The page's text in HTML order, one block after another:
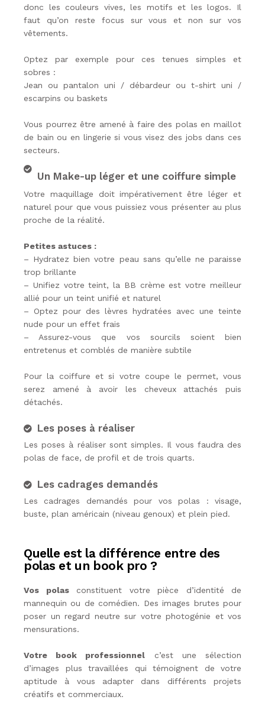
donc les couleurs vives, les motifs et les logos. Il
faut qu’on reste focus sur vous et non sur vos
vêtements.
Optez par exemple pour ces tenues simples et
sobres :
Jean ou pantalon uni / débardeur ou t-shirt uni /
escarpins ou baskets
Vous pourrez être amené à faire des polas en maillot
de bain ou en lingerie si vous visez des jobs dans ces
secteurs.
Un Make-up léger et une coiffure simple
Votre maquillage doit impérativement être léger et
naturel pour que vous puissiez vous présenter au plus
proche de la réalité.
Petites astuces :
– Hydratez bien votre peau sans qu’elle ne paraisse
trop brillante
– Unifiez votre teint, la BB crème est votre meilleur
allié pour un teint unifié et naturel
– Optez pour des lèvres hydratées avec une teinte
nude pour un effet frais
– Assurez-vous que vos sourcils soient bien
entretenus et comblés de manière subtile
Pour la coiffure et si votre coupele permet, vous
serez amené à avoir les cheveux attachés puis
détachés.
Les poses à réaliser
Les poses à réaliser sont simples. Il vous faudra des
polas de face, de profil et de trois quarts.
Les cadrages demandés
Les cadrages demandés pour vos polas : visage,
buste, plan américain (niveau genoux) et plein pied.
Quelle est la différence entre des
polas et un book pro ?
Vos polasconstituent votre pièce d’identité de
mannequin ou de comédien. Des images brutes pour
poser un regard neutre sur votre photogénie et vos
mensurations.
Votre book professionnel c’est une sélection
d’images plus travaillées qui témoignent de votre
aptitude à vous adapter dans différents projets
créatifs et commerciaux.